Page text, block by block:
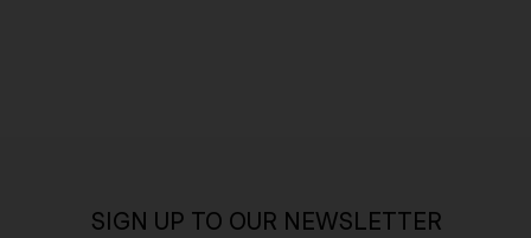
SIGN UP TO OUR NEWSLETTER